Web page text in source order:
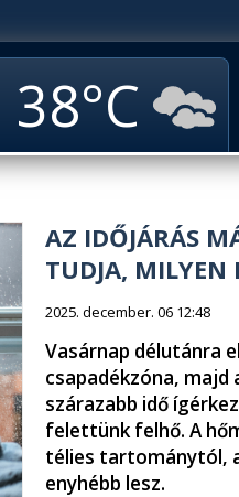
38
AZ IDŐJÁRÁS
TUDJA, MILYEN
2025. december. 06 12:48
Vasárnap délutánra
csapadékzóna,
szárazabb idő
felettünk felhő. A
télies tartománytól,
enyhébb lesz.